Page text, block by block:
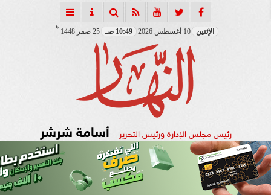
الإثنين 10 أغسطس 2026 10:49 صـ 25 صفر 1448
هـ
رئيس مجلس الإدارة ورئيس التحرير أسامة شرشر